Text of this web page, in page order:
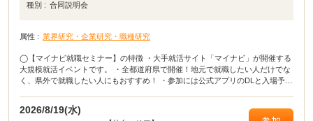
種別 : 合同説明会
属性 : 業界研究・企業研究・職種研究
◯【マイナビ就職セミナー】の特徴 ・大手就活サイト「マイナビ」が開催する
大規模就活イベントです。 ・全都道府県で開催！地元で就職したい人だけでな
く、県外で就職したい人にもおすすめ！ ・参加には公式アプリのDLと入場予約
われる貴重な就活イベント！ 「田舎に住んでいてなかなか就活イベントに参加
2026/8/19(水)